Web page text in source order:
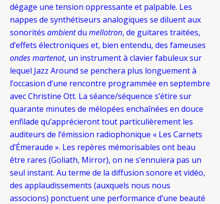
dégage une tension oppressante et palpable. Les
nappes de synthétiseurs analogiques se diluent aux
sonorités ambientdu mellotron, de guitares traitées,
d’effets électroniques et, bien entendu, des fameuses
ondes martenot, un instrument à clavier fabuleux sur
lequel Jazz Around se penchera plus longuement à
l’occasion d’une rencontre programmée en septembre
avec Christine Ott. La séance/séquence s’étire sur
quarante minutes de mélopées enchaînées en douce
enfilade qu’apprécieront tout particulièrement les
auditeurs de l’émission radiophonique « Les Carnets
d’Émeraude ». Les repères mémorisables ont beau
être rares (Goliath, Mirror), on ne s’ennuiera pas un
seul instant. Au terme de la diffusion sonore et vidéo,
des applaudissements (auxquels nous nous
associons) ponctuent une performance d’une beauté